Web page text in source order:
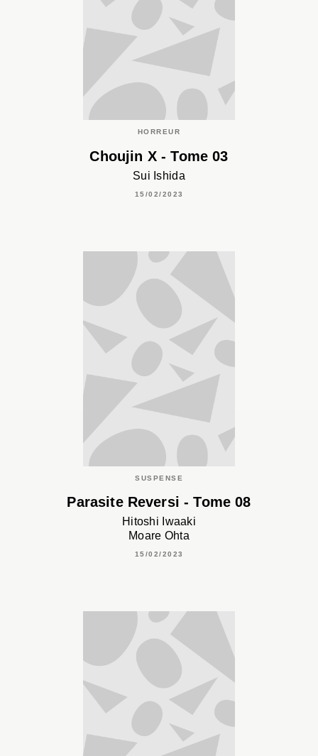
HORREUR
Choujin X - Tome 03
Sui Ishida
15/02/2023
SUSPENSE
Parasite Reversi - Tome 08
Hitoshi Iwaaki
Moare Ohta
15/02/2023